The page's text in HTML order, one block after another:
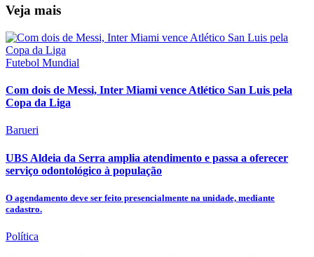
Veja mais
Futebol Mundial
Com dois de Messi, Inter Miami vence Atlético San Luis pela
Copa da Liga
Barueri
UBS Aldeia da Serra amplia atendimento e passa a oferecer
serviço odontológico à população
O agendamento deve ser feito presencialmente na unidade, mediante
cadastro.
Política